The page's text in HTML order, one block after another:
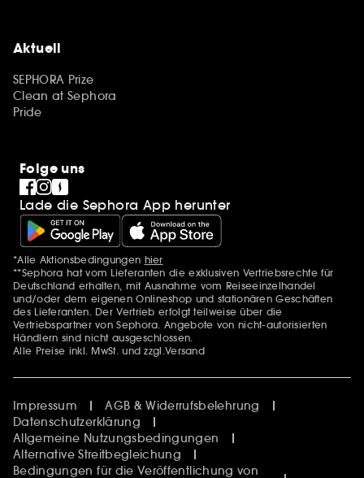
Aktuell
SEPHORA Prize
Clean at Sephora
Pride
Folge uns
Lade die Sephora App herunter
Zusätzlich Erwähnungen
*Alle Aktionsbedingungen hier
**Sephora hat vom Lieferanten die exklusiven Vertriebsrechte für
Deutschland erhalten, mit Ausnahme vom Reiseeinzelhandel
und/oder dem eigenen Onlineshop und stationären Geschäften
des Lieferanten. Der Vertrieb erfolgt teilweise über die
Vertriebspartner von Sephora. Angebote von nicht-autorisierten
Händlern sind nicht ausgeschlossen.
Alle Preise inkl. MwSt. und zzgl.Versand
Impressum
AGB & Widerrufsbelehrung
Datenschutzerklärung
Allgemeine Nutzungsbedingungen
Alternative Streitbegleichung
Bedingungen für die Veröffentlichung von